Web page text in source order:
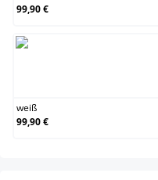
99,90 €
weiß
99,90 €